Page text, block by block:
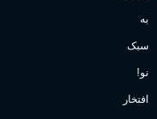
به
سبک
نو!
افتخار